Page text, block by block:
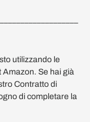
utilizzando le
Se hai già
Contratto di
di completare la